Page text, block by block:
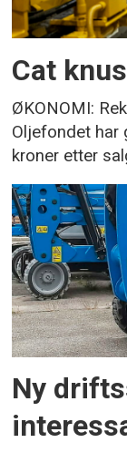
Cat
ØKONOMI:
Oljefondet har
kroner etter
Ny